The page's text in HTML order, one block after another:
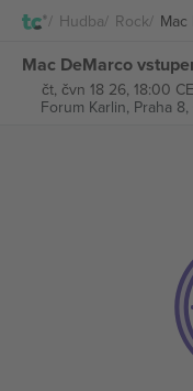
Hudba Rock Mac
Mac DeMarco
čt, čvn 18 26, 18:00
Forum Karlin, Praha